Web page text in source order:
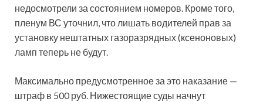
недосмотрели за состоянием номеров. Кроме того,
пленум ВС уточнил, что лишать водителей прав за
установку нештатных газоразрядных (ксеноновых)
ламп теперь не будут.
Максимально предусмотренное за это наказание —
штраф в 500 руб. Нижестоящие суды начнут